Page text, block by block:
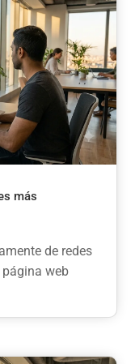
más
de redes
web